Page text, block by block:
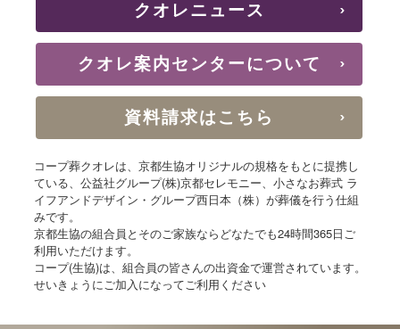
クオレニュース
クオレ案内センターについて
資料請求はこちら
コープ葬クオレは、京都生協オリジナルの規格をもとに提携し
ている、 公益社グループ(株)京都セレモニー、小さなお葬式 ラ
イフアンドデザイン・グループ西日本（株）が葬儀を行う仕組
みです。
京都生協の組合員とそのご家族ならどなたでも24時間365日ご
利用いただけます。
コープ(生協)は、組合員の皆さんの出資金で運営されています。
せいきょうにご加入になってご利用ください